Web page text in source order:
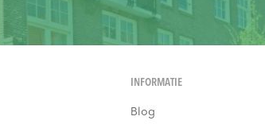
INFORMATIE
Blog